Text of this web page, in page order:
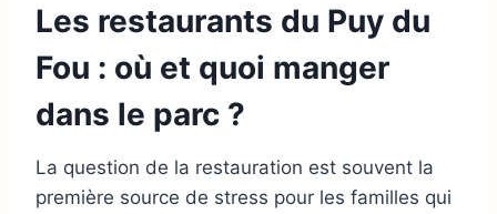
Les restaurants du Puy du
Fou : où et quoi manger
dans le parc ?
La question de la restauration est souvent la
première source de stress pour les familles qui